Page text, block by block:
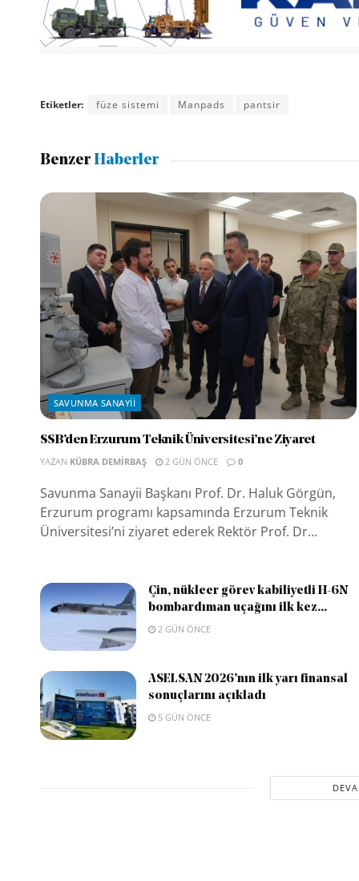
Etiketler: füze sistemi Manpads pantsir
BenzerHaberler
SAVUNMA SANAYII
SSB’den Erzurum Teknik Üniversitesi’ne Ziyaret
YAZAN KÜBRA DEMIRBAŞ 2 GÜN ÖNCE 0
Savunma Sanayii Başkanı Prof. Dr. Haluk Görgün,
Erzurum programı kapsamında Erzurum Teknik
Üniversitesi’ni ziyaret ederek Rektör Prof. Dr...
Çin, nükleer görev kabiliyetli H-6N
bombardıman uçağını ilk kez...
2 GÜN ÖNCE
ASELSAN 2026’nın ilk yarı finansal
sonuçlarını açıkladı
5 GÜN ÖNCE